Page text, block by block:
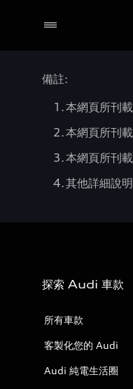
備註:
本網頁所刊
本網頁所刊
本網頁所刊
其他詳細說
探索 Audi 車款
所有車款
客製化您的 Audi
Audi 純電生活圈